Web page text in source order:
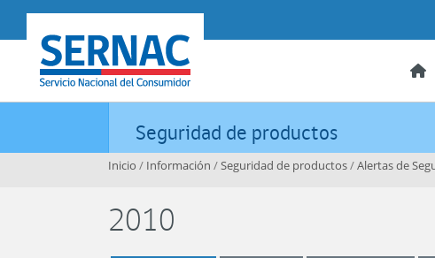
SERNAC
Seguridad de productos
Inicio / Información /Seguridad de productos/Alertas de
2010